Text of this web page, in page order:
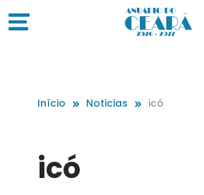
Início Noticias icó
icó